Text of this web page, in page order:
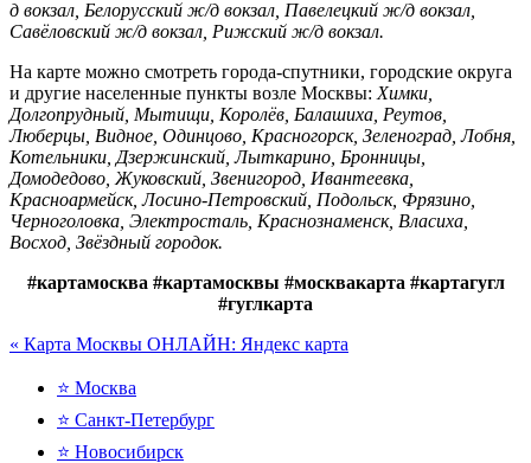
д вокзал, Белорусский ж/д вокзал, Павелецкий ж/д вокзал,
Савёловский ж/д вокзал, Рижский ж/д вокзал.
На карте можно смотреть города-спутники, городские округа
и другие населенные пункты возле Москвы: Химки,
Долгопрудный, Мытищи, Королёв, Балашиха, Реутов,
Люберцы, Видное, Одинцово, Красногорск, Зеленоград, Лобня,
Котельники, Дзержинский, Лыткарино, Бронницы,
Домодедово, Жуковский, Звенигород, Ивантеевка,
Красноармейск, Лосино-Петровский, Подольск, Фрязино,
Черноголовка, Электросталь, Краснознаменск, Власиха,
Восход, Звёздный городок.
#картамосква #картамосквы #москвакарта #картагугл
#гуглкарта
« Карта Москвы ОНЛАЙН: Яндекс карта
⭐ Москва
⭐ Санкт-Петербург
⭐ Новосибирск